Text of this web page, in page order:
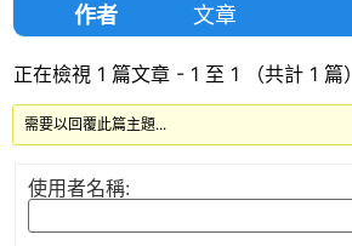
作者 文章
正在檢視 1 篇文章 - 1 至 1 （共計 1 篇）
需要以回覆此篇主題...
使用者名稱: